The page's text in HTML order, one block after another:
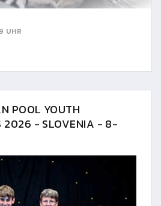
UHR
POOL YOUTH
2026 - SLOVENIA - 8-